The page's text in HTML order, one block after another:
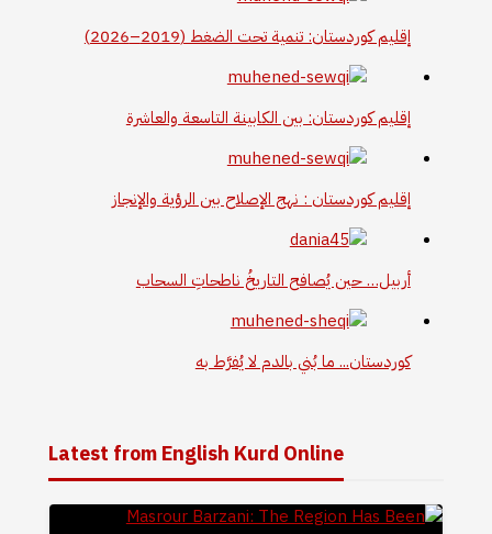
إقليم كوردستان: تنمية تحت الضغط (2019–2026)
إقليم كوردستان: بين الكابينة التاسعة والعاشرة
إقليم كوردستان : نهج الإصلاح بين الرؤية والإنجاز
أربيل… حين يُصافح التاريخُ ناطحاتِ السحاب
كوردستان... ما بُني بالدم لا يُفرَّط به
Latest from English Kurd Online